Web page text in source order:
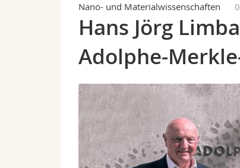
Nano- und Materialwissenschaften
Hans Jörg
Adolphe-